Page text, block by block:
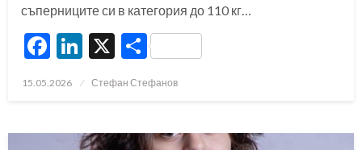
съперниците си в категория до 110 кг…
Facebook
LinkedIn
X Share
Posted
15.05.2026 Стефан Стефанов